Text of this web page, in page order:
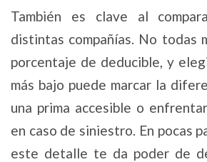
También es clave al
distintas compañías. No todas
porcentaje de deducible, y
más bajo puede marcar la
una prima accesible o
en caso de siniestro. En pocas
este detalle te da poder de